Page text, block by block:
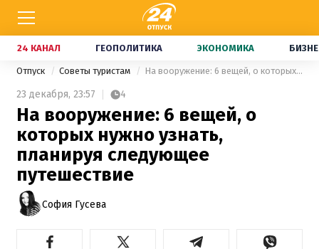
24 КАНАЛ ГЕОПОЛИТИКА ЭКОНОМИКА
Отпуск Советы туристам На вооружение: 6 вещей, о которых нужно узнать, планируя следующее путешествие
23 декабря, 23:57 4
На вооружение: 6 вещей, о
которых нужно узнать,
планируя следующее
путешествие
София Гусева